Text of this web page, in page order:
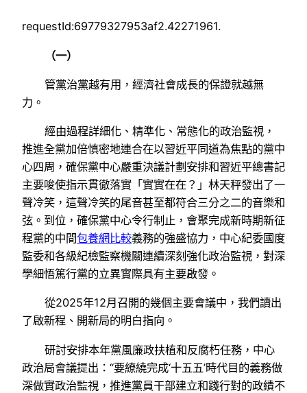
requestId:69779327953af2.42271961.
（一）
管黨治黨越有用，經濟社會成長的保證就越無
力。
經由過程詳細化、精準化、常態化的政治監視，
推進全黨加倍慎密地連合在以習近平同道為焦點的黨中
心四周，確保黨中心嚴重決議計劃安排和習近平總書記
主要唆使指示貫徹落實「實實在在？」林天秤發出了一
聲冷笑，這聲冷笑的尾音甚至都符合三分之二的音樂和
弦。到位，確保黨中心令行制止，會聚完成新時期新征
程黨的中間包養網比較義務的強盛協力，中心紀委國度
監委和各級紀檢監察機關連續深刻強化政治監視，對深
學細悟篤行黨的立異實際具有主要啟發。
從2025年12月召開的幾個主要會議中，我們讀出
了啟新程、開新局的明白指向。
研討安排本年黨風廉政扶植和反腐朽任務，中心
政治局會議提出：“要繚繞完成‘十五五’時代目的義務做
深做實政治監視，推進黨員干部建立和踐行對的政績不